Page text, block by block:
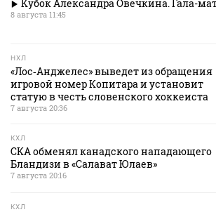
Кубок Александра Овечкина. Гала-
8 августа 11:45
НХЛ
«Лос‑Анджелес» выведет из обращения
игровой номер Копитара и установит
статую в честь словенского хоккеиста
7 августа 20:36
КХЛ
СКА обменял канадского нападающего
Бландизи в «Салават Юлаев»
7 августа 20:16
КХЛ